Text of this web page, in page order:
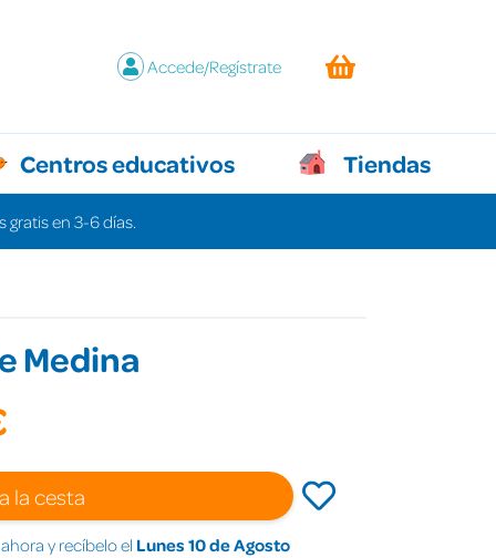
Accede/Regístrate
Centros educativos Tiendas
gratis en 3-6 días.
Medina
la cesta
y recíbelo el Lunes 10 de Agosto